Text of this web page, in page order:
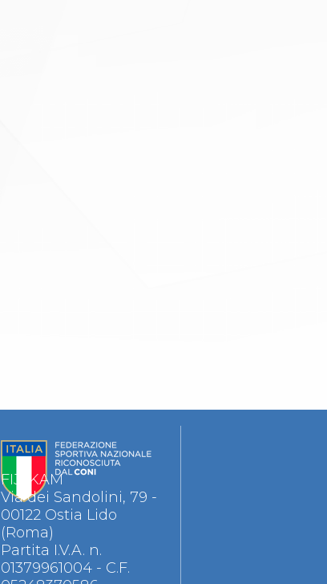
FIJLKAM
Via dei Sandolini, 79 -
00122 Ostia Lido
(Roma)
Partita I.V.A. n.
01379961004 - C.F.